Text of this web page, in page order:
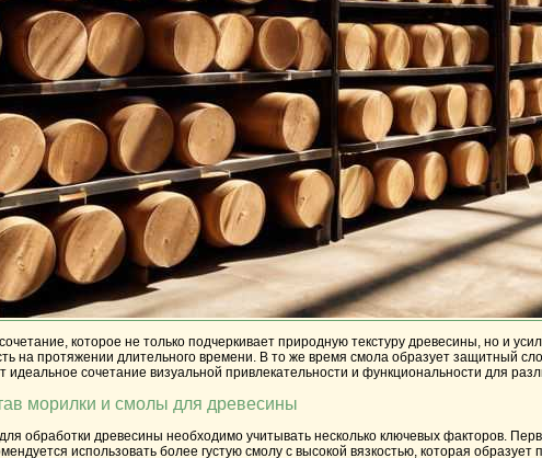
которое не только подчеркивает природную текстуру древесины, но и
на протяжении длительного времени. В то же время смола образует защитный
идеальное сочетание визуальной привлекательности и функциональности для
морилки и смолы для древесины
обработки древесины необходимо учитывать несколько ключевых факторов.
использовать более густую смолу с высокой вязкостью, которая